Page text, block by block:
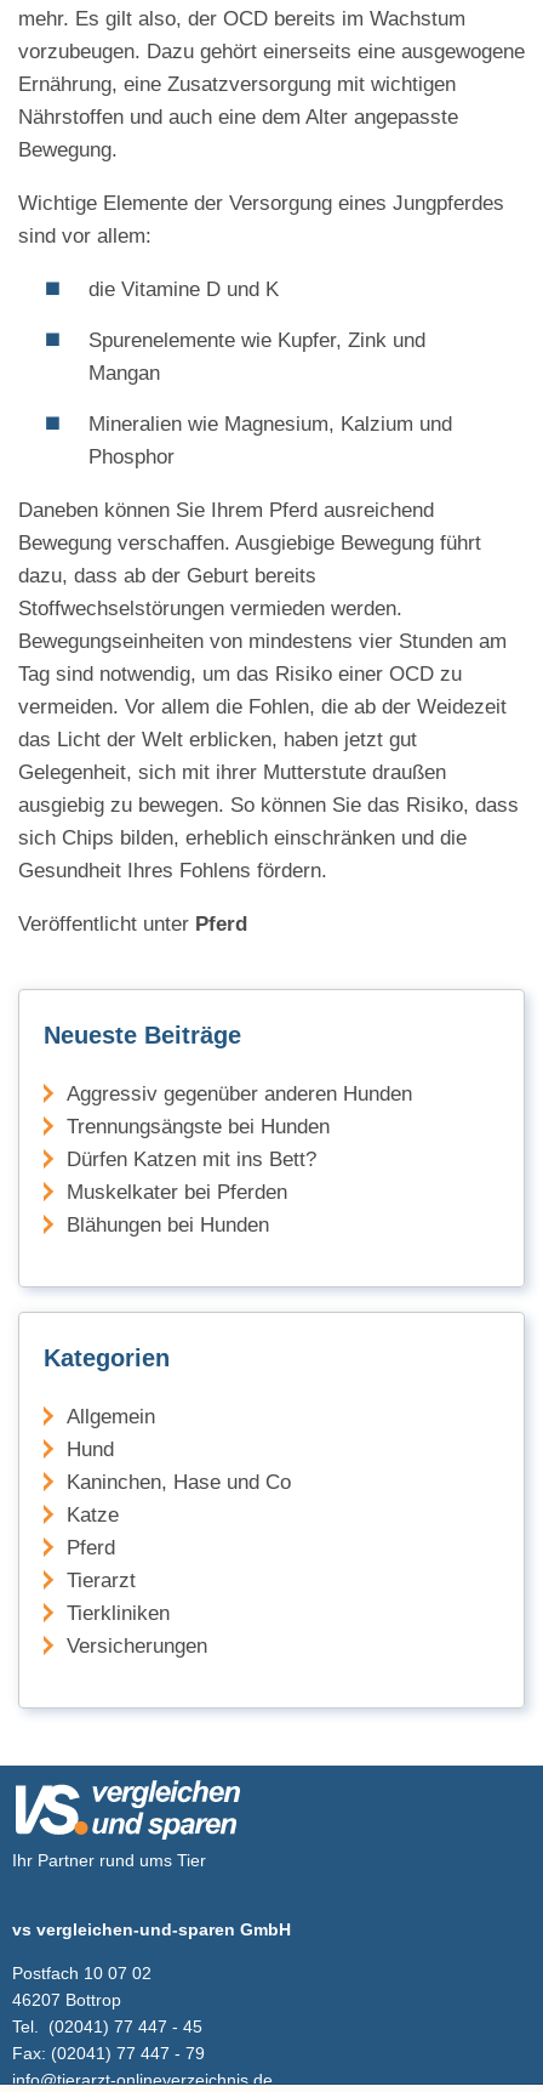
mehr. Es gilt also, der OCD bereits im Wachstum
vorzubeugen. Dazu gehört einerseits eine ausgewogene
Ernährung, eine Zusatzversorgung mit wichtigen
Nährstoffen und auch eine dem Alter angepasste
Bewegung.
Wichtige Elemente der Versorgung eines Jungpferdes
sind vor allem:
die Vitamine D und K
Spurenelemente wie Kupfer, Zink und
Mangan
Mineralien wie Magnesium, Kalzium und
Phosphor
Daneben können Sie Ihrem Pferd ausreichend
Bewegung verschaffen. Ausgiebige Bewegung führt
dazu, dass ab der Geburt bereits
Stoffwechselstörungen vermieden werden.
Bewegungseinheiten von mindestens vier Stunden am
Tag sind notwendig, um das Risiko einer OCD zu
vermeiden. Vor allem die Fohlen, die ab der Weidezeit
das Licht der Welt erblicken, haben jetzt gut
Gelegenheit, sich mit ihrer Mutterstute draußen
ausgiebig zu bewegen. So können Sie das Risiko, dass
sich Chips bilden, erheblich einschränken und die
Gesundheit Ihres Fohlens fördern.
Veröffentlicht unter Pferd
Neueste Beiträge
Aggressiv gegenüber anderen Hunden
Trennungsängste bei Hunden
Dürfen Katzen mit ins Bett?
Muskelkater bei Pferden
Blähungen bei Hunden
Kategorien
Allgemein
Hund
Kaninchen, Hase und Co
Katze
Pferd
Tierarzt
Tierkliniken
Versicherungen
Ihr Partner rund ums Tier
vs vergleichen-und-sparen GmbH
Postfach 10 07 02
46207 Bottrop
Tel.
(02041) 77 447 - 45
Fax: (02041) 77 447 - 79
info@tierarzt-onlineverzeichnis.de